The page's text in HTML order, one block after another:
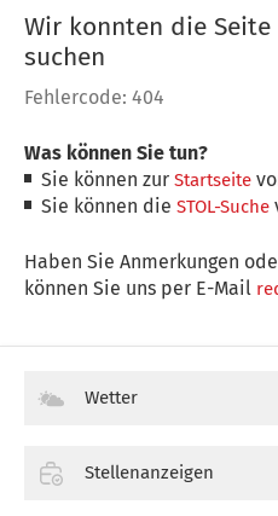
Wir konnten die
suchen
Fehlercode: 404
Was können Sie tun?
Sie können zurStartseite
Sie können dieSTOL-Suche
Haben Sie Anmerkungen
können Sie uns per E-Mail
Wetter
Stellenanzeigen